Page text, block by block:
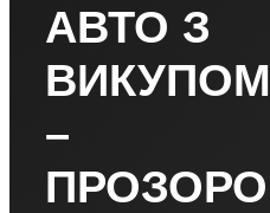
АВТО З
ВИКУПОМ
–
ПРОЗОРО